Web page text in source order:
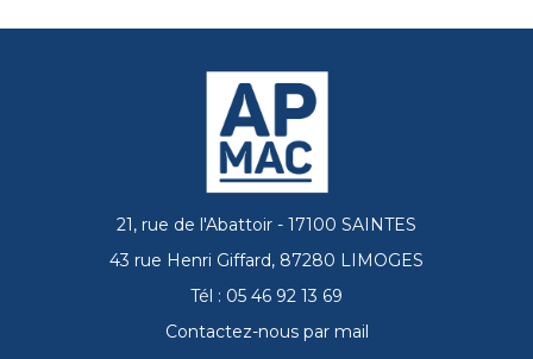
21, rue de l'Abattoir - 17100 SAINTES
43 rue Henri Giffard, 87280 LIMOGES
Tél : 05 46 92 13 69
Contactez-nous par mail